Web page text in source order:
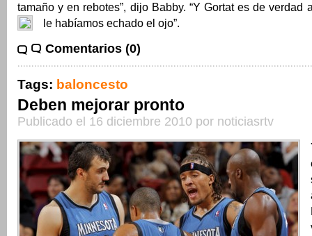
tamaño y en rebotes”, dijo Babby. “Y Gortat es de verdad
le habíamos echado el ojo”.
Comentarios (0)
Tags: baloncesto
Deben mejorar pronto
Publicado el 16 diciembre 2010 por noticiasrtv